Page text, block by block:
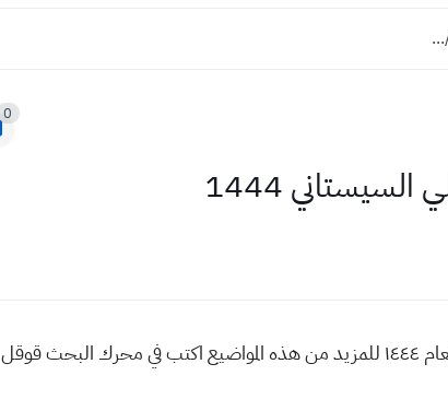
0
بيان رسمي من مكتب السيد السيستاني حول اول ايام عيد الفطر المبارك ٢٠٢٣ للعام ١٤٤٤ للمزيد من هذه المواضيع اكتب في محرك البحث قوقل